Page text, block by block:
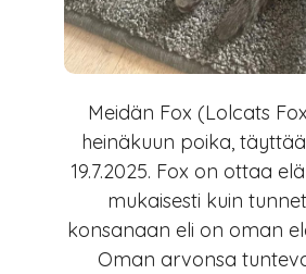
Meidän Fox (Lolcats
heinäkuun poika,
19.7.2025. Fox on ottaa
mukaisesti kuin
konsanaan eli on oman
Oman arvonsa